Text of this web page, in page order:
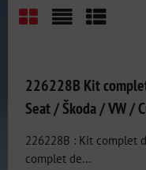
226228B Kit
Seat / Škoda / VW /
226228B : Kit complet
complet de...